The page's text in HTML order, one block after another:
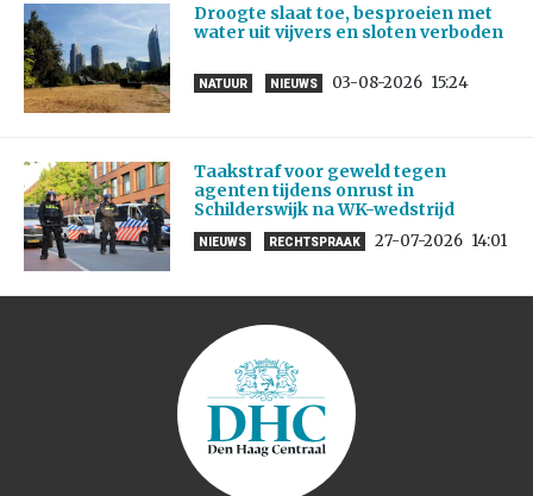
Droogte slaat toe, besproeien met
water uit vijvers en sloten verboden
NATUUR NIEUWS 03-08-2026 15:24
Taakstraf voor geweld tegen
agenten tijdens onrust in
Schilderswijk na WK-wedstrijd
NIEUWS RECHTSPRAAK 27-07-2026 14:01